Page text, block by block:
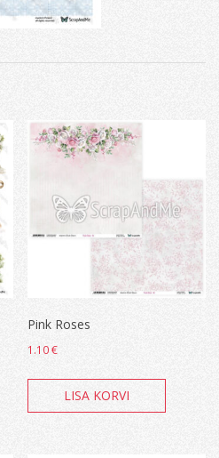
Pink Roses
1.10€
LISA KORVI